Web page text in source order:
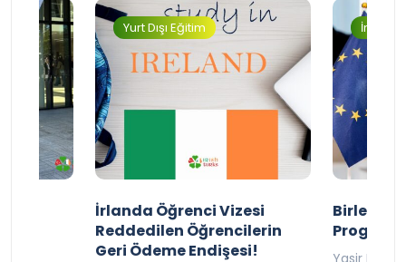
Yurt Dışı Eğitim
İrlanda Öğrenci Vizesi
Reddedilen Öğrencilerin
Geri Ödeme Endişesi!
Birleşik